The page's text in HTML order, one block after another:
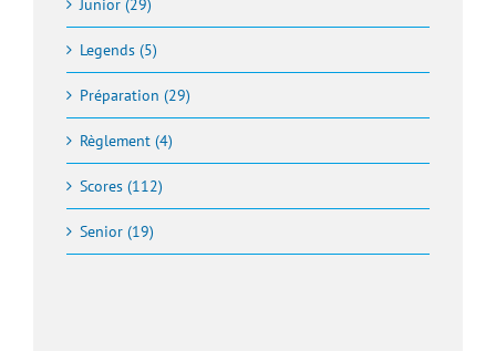
Junior (29)
Legends (5)
Préparation (29)
Règlement (4)
Scores (112)
Senior (19)